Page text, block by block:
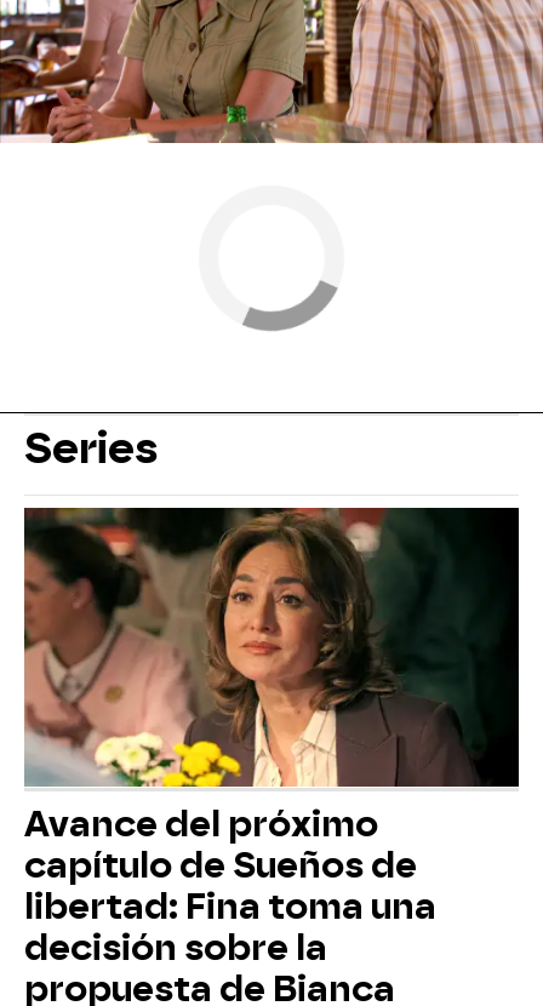
Antena 3 » Series » Amar es para siempre » Entrevistas
Series
Avance del próximo
capítulo de Sueños de
libertad: Fina toma una
decisión sobre la
propuesta de Bianca